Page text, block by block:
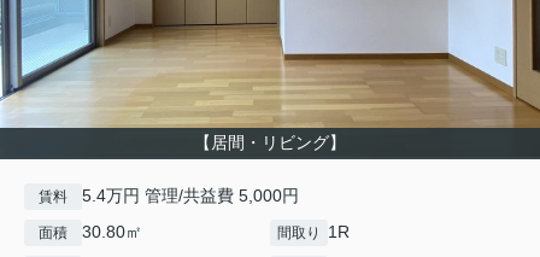
【居間・リビング】
賃料 5.4万円 管理/共益費 5,000円
面積 30.80㎡ 間取り 1R